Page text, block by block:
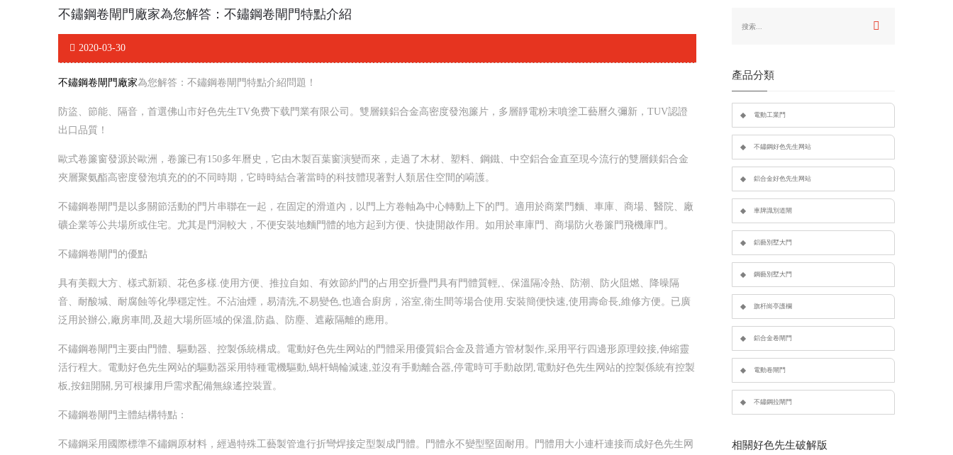
不鏽鋼卷閘門廠家為您解答：不鏽鋼卷閘門特點介紹
2020-03-30
不鏽鋼卷閘門廠家為您解答：不鏽鋼卷閘門特點介紹問題！
防盜、節能、隔音，首選佛山市好色先生TV免费下载門業有限公司。雙層鎂鋁合金高密度發泡簾片，多層靜電粉末噴塗工藝曆久彌新，TUV認證
出口品質！
歐式卷簾窗發源於歐洲，卷簾已有150多年曆史，它由木製百葉窗演變而來，走過了木材、塑料、鋼鐵、中空鋁合金直至現今流行的雙層鎂鋁合金
夾層聚氨酯高密度發泡填充的的不同時期，它時時結合著當時的科技體現著對人類居住空間的嗬護。
不鏽鋼卷閘門是以多關節活動的門片串聯在一起，在固定的滑道內，以門上方卷軸為中心轉動上下的門。適用於商業門麵、車庫、商場、醫院、廠
礦企業等公共場所或住宅。尤其是門洞較大，不便安裝地麵門體的地方起到方便、快捷開啟作用。如用於車庫門、商場防火卷簾門飛機庫門。
不鏽鋼卷閘門的優點
具有美觀大方、樣式新穎、花色多樣.使用方便、推拉自如、有效節約門的占用空折疊門具有門體質輕,、保溫隔冷熱、防潮、防火阻燃、降噪隔
音、耐酸堿、耐腐蝕等化學穩定性。不沾油煙，易清洗,不易變色,也適合廚房，浴室,衛生間等場合使用.安裝簡便快速,使用壽命長,維修方便。已廣
泛用於辦公,廠房車間,及超大場所區域的保溫,防蟲、防塵、遮蔽隔離的應用。
不鏽鋼卷閘門主要由門體、驅動器、控製係統構成。電動好色先生网站的門體采用優質鋁合金及普通方管材製作,采用平行四邊形原理鉸接,伸縮靈
活行程大。電動好色先生网站的驅動器采用特種電機驅動,蝸杆蝸輪減速,並沒有手動離合器,停電時可手動啟閉,電動好色先生网站的控製係統有控製
板,按鈕開關,另可根據用戶需求配備無線遙控裝置。
不鏽鋼卷閘門主體結構特點：
不鏽鋼采用國際標準不鏽鋼原材料，經過特殊工藝製管進行折彎焊接定型製成門體。門體永不變型堅固耐用。門體用大小連杆連接而成好色先生网
產品分類
電動工業門
不鏽鋼好色先生网站
鋁合金好色先生网站
車牌識別道閘
鋁藝別墅大門
鋼藝別墅大門
旗杆崗亭護欄
鋁合金卷閘門
電動卷閘門
不鏽鋼拉閘門
相關好色先生破解版